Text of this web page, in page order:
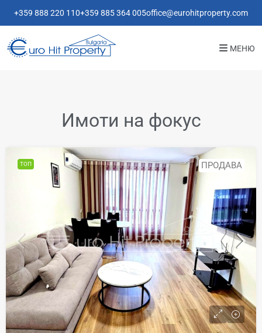
+359 888 220 110+359 885 364 005office@eurohitproperty.com
МЕНЮ
Имоти на фокус
ТОП ПРОДАВА